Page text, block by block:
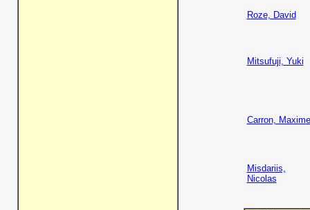
Roze, David
Mitsufuji, Yuki
Carron, Maxime
Misdariis,
Nicolas